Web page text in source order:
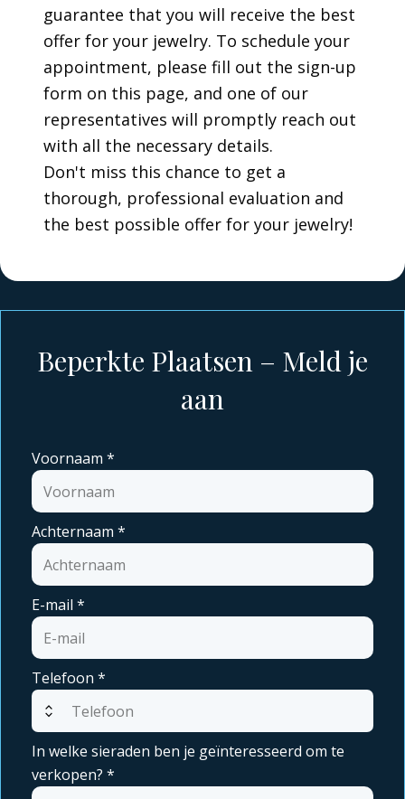
guarantee that you will receive the best
offer for your jewelry. To schedule your
appointment, please fill out the sign-up
form on this page, and one of our
representatives will promptly reach out
with all the necessary details.
Don't miss this chance to get a
thorough, professional evaluation and
the best possible offer for your jewelry!
Beperkte Plaatsen – Meld je
aan
Voornaam *
Achternaam *
E-mail *
Telefoon *
expand_all
In welke sieraden ben je geïnteresseerd om te
verkopen? *